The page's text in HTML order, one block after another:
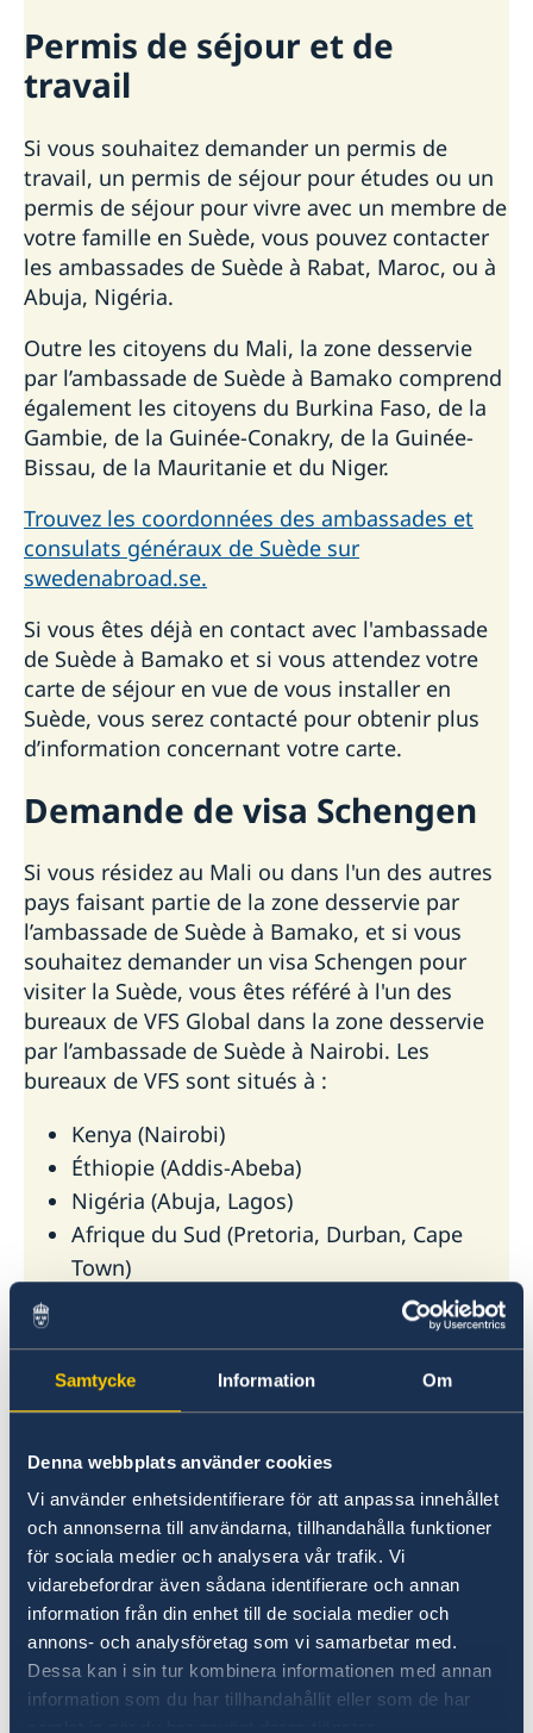
Samtycke Information Om
Denna webbplats använder cookies
Vi använder enhetsidentifierare för att anpassa innehållet
och annonserna till användarna, tillhandahålla funktioner
för sociala medier och analysera vår trafik. Vi
vidarebefordrar även sådana identifierare och annan
information från din enhet till de sociala medier och
annons- och analysföretag som vi samarbetar med.
Dessa kan i sin tur kombinera informationen med annan
information som du har tillhandahållit eller som de har
Permis de séjour et de
travail
Si vous souhaitez demander un permis de
travail, un permis de séjour pour études ou un
permis de séjour pour vivre avec un membre de
votre famille en Suède, vous pouvez contacter
les ambassades de Suède à Rabat, Maroc, ou à
Abuja, Nigéria.
Outre les citoyens du Mali, la zone desservie
par l’ambassade de Suède à Bamako comprend
également les citoyens du Burkina Faso, de la
Gambie, de la Guinée-Conakry, de la Guinée-
Bissau, de la Mauritanie et du Niger.
Trouvez les coordonnées des ambassades et
consulats généraux de Suède sur
swedenabroad.se.
Si vous êtes déjà en contact avec l'ambassade
de Suède à Bamako et si vous attendez votre
carte de séjour en vue de vous installer en
Suède, vous serez contacté pour obtenir plus
d’information concernant votre carte.
Demande de visa Schengen
Si vous résidez au Mali ou dans l'un des autres
pays faisant partie de la zone desservie par
l’ambassade de Suède à Bamako, et si vous
souhaitez demander un visa Schengen pour
visiter la Suède, vous êtes référé à l'un des
bureaux de VFS Global dans la zone desservie
par l’ambassade de Suède à Nairobi. Les
bureaux de VFS sont situés à :
Kenya (Nairobi)
Éthiopie (Addis-Abeba)
Nigéria (Abuja, Lagos)
Afrique du Sud (Pretoria, Durban, Cape
Town)
Zimbabwe (Harare)
Ouganda (Kampala)
VFS Global est un prestataire de services
Schengen, mais c'est l'ambassade de Suède à
Nairobi qui prend les décisions concernant les
demandes de visa en Afrique subsaharienne.
En savoir plus sur VFS Global
Pour plus d’informations, veuillez consulter le
site Web del’ambassade de Suède à Nairobi